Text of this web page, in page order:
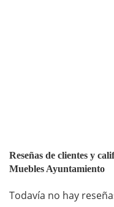
Reseñas de clientes y
Muebles Ayuntamiento
Todavía no hay